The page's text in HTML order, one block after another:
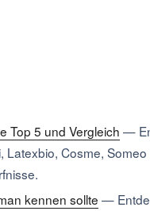
Top 5 und Vergleich —
Cosme,
kennen sollte —